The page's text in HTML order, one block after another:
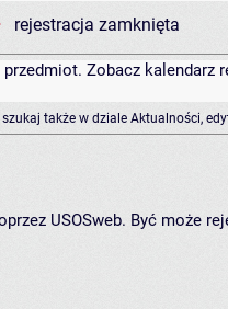
rejestracja zamknięta
Zobacz kalendarz
także w dziale Aktualności,
USOSweb. Być może